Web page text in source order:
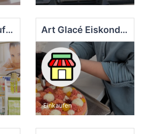
Apotheke im Kaufland Bietigheim Art Glacé Eiskonditorei
Einkaufen